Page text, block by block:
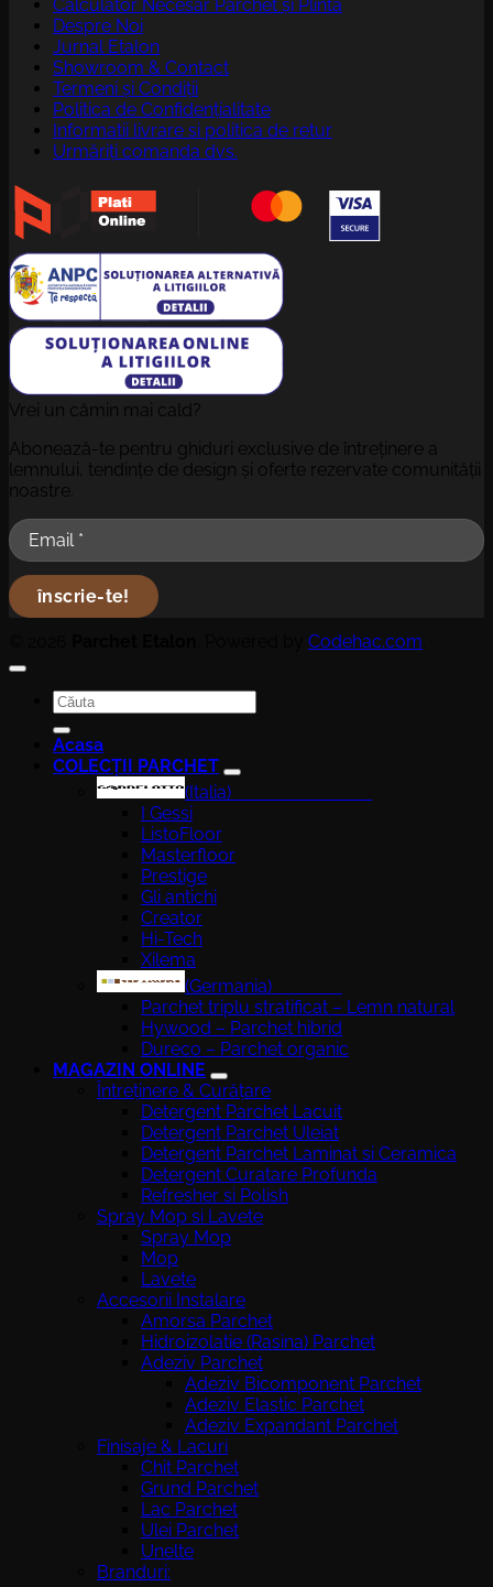
Calculator Necesar Parchet și Plintă
Despre Noi
Jurnal Etalon
Showroom & Contact
Termeni și Condiții
Politica de Confidențialitate
Informatii livrare si politica de retur
Urmăriți comanda dvs.
Vrei un cămin mai cald?
Abonează-te pentru ghiduri exclusive de întreținere a
lemnului, tendințe de design și oferte rezervate comunității
noastre.
Codehac.com
Caută
Acasa
COLECȚII PARCHET
(Italia)
I Gessi
ListoFloor
Masterfloor
Prestige
Gli antichi
Creator
Hi-Tech
Xilema
(Germania)
Parchet triplu stratificat – Lemn natural
Hywood – Parchet hibrid
Dureco – Parchet organic
MAGAZIN ONLINE
Întreținere & Curățare
Detergent Parchet Lacuit
Detergent Parchet Uleiat
Detergent Parchet Laminat si Ceramica
Detergent Curatare Profunda
Refresher si Polish
Spray Mop si Lavete
Spray Mop
Mop
Lavete
Accesorii Instalare
Amorsa Parchet
Hidroizolatie (Rasina) Parchet
Adeziv Parchet
Adeziv Bicomponent Parchet
Adeziv Elastic Parchet
Adeziv Expandant Parchet
Finisaje & Lacuri
Chit Parchet
Grund Parchet
Lac Parchet
Ulei Parchet
Unelte
Branduri: